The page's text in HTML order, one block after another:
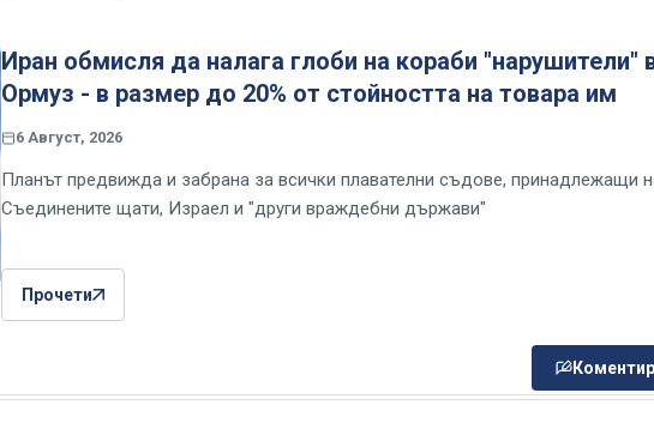
Иран обмисля да налага глоби на кораби "нарушители"
Ормуз - в размер до 20% от стойността на товара им
6 Август, 2026
Планът предвижда и забрана за всички плавателни съдове, принадлежащи
Съединените щати, Израел и "други враждебни държави"
Прочети